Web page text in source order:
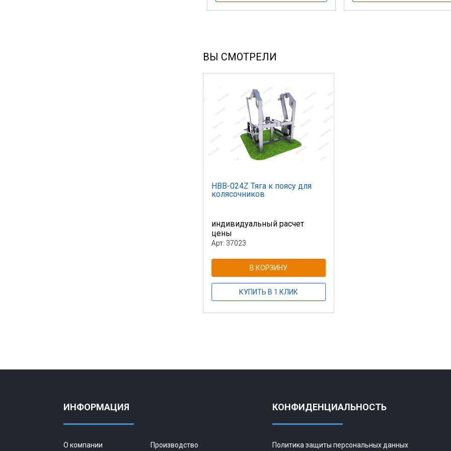
ВЫ СМОТРЕЛИ
НВВ-024Z Тяга к поясу для
колясочников
индивидуальный расчет
цены
Арт: 37023
В КОРЗИНУ
КУПИТЬ В 1 КЛИК
ИНФОРМАЦИЯ
О компании Производство
КОНФИДЕНЦИАЛЬНОСТЬ
Политика защиты персональных данных